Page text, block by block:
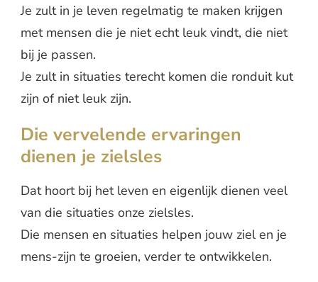
Je zult in je leven regelmatig te maken krijgen
met mensen die je niet echt leuk vindt, die niet
bij je passen.
Je zult in situaties terecht komen die ronduit kut
zijn of niet leuk zijn.
Die vervelende ervaringen
dienen je zielsles
Dat hoort bij het leven en eigenlijk dienen veel
van die situaties onze zielsles.
Die mensen en situaties helpen jouw ziel en je
mens-zijn te groeien, verder te ontwikkelen.